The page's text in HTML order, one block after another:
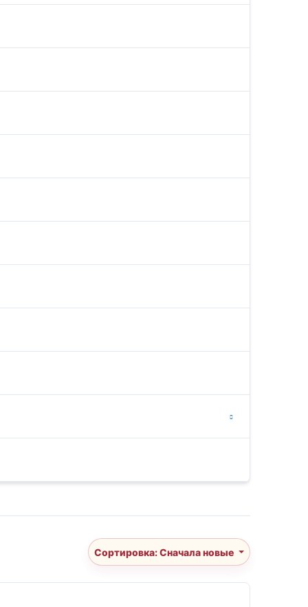
Сортировка: Сначала новые